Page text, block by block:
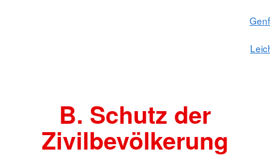
B. Schutz der
Zivilbevölkerung